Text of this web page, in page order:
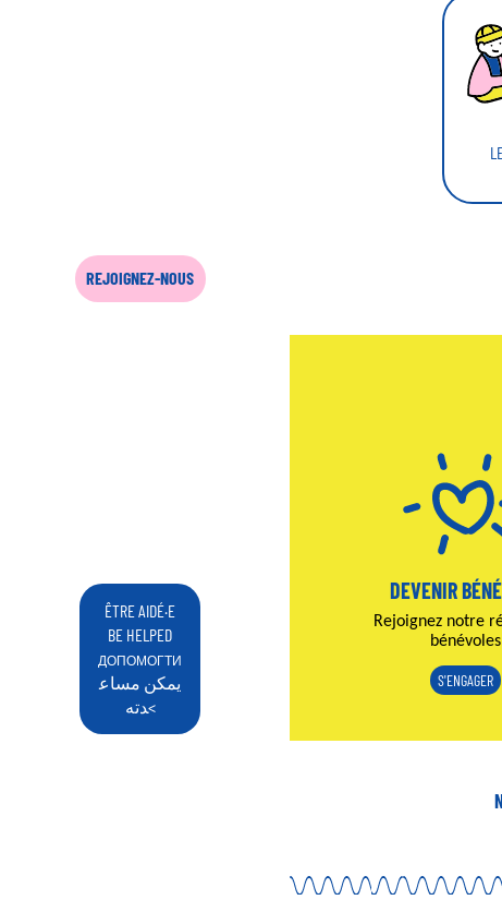
REJOIGNEZ-NOUS
ÊTRE AIDÉ·E
BE HELPED
ДОПОМОГТИ
يمكن مساع
دته<
DEVENIR
Rejoignez notre
bénévoles
S'ENGAGER